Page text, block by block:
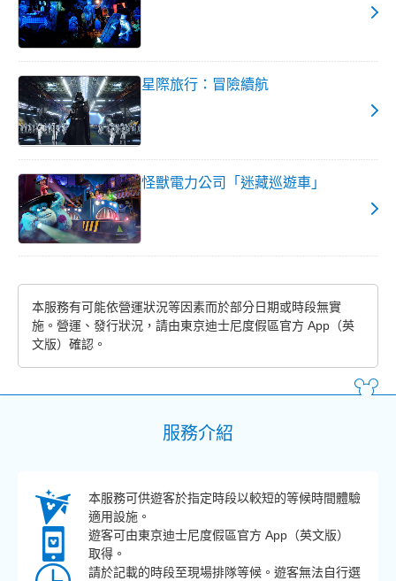
星際旅行：冒險續航
怪獸電力公司「迷藏巡遊車」
本服務有可能依營運狀況等因素而於部分日期或時段無實
施。營運、發行狀況，請由東京迪士尼度假區官方 App（英
文版）確認。
服務介紹
本服務可供遊客於指定時段以較短的等候時間體驗
適用設施。
遊客可由東京迪士尼度假區官方 App（英文版）
取得。
請於記載的時段至現場排隊等候。遊客無法自行選